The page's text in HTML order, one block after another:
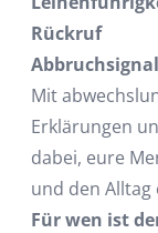
Rückruf
Abbruchsignal
Mit
Erklärungen
dabei, eure
und den
Für wen ist